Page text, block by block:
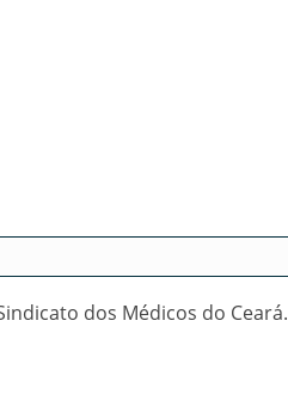
dos Médicos do Ceará.